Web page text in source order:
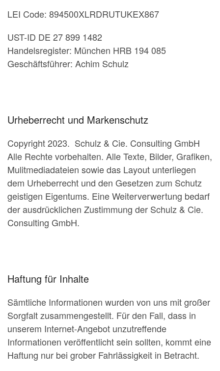
LEI Code: 894500XLRDRUTUKEX867
UST-ID DE 27 899 1482
Handelsregister: München HRB 194 085
Geschäftsführer: Achim Schulz
Urheberrecht und Markenschutz
Copyright 2023. Schulz & Cie. Consulting GmbH
Alle Rechte vorbehalten. Alle Texte, Bilder, Grafiken,
Mulitmediadateien sowie das Layout unterliegen
dem Urheberrecht und den Gesetzen zum Schutz
geistigen Eigentums. Eine Weiterverwertung bedarf
der ausdrücklichen Zustimmung der Schulz & Cie.
Consulting GmbH.
Haftung für Inhalte
Sämtliche Informationen wurden von uns mit großer
Sorgfalt zusammengestellt. Für den Fall, dass in
unserem Internet-Angebot unzutreffende
Informationen veröffentlicht sein sollten, kommt eine
Haftung nur bei grober Fahrlässigkeit in Betracht.